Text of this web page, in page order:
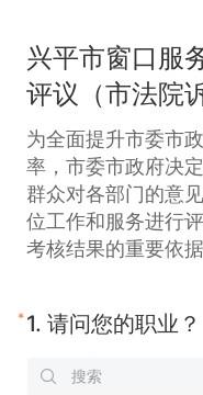
兴平市窗口服
评议（市法院
为全面提升市委市
率，市委市政府决
群众对各部门的意
位工作和服务进行
考核结果的重要依
* 1. 请问您的职业？